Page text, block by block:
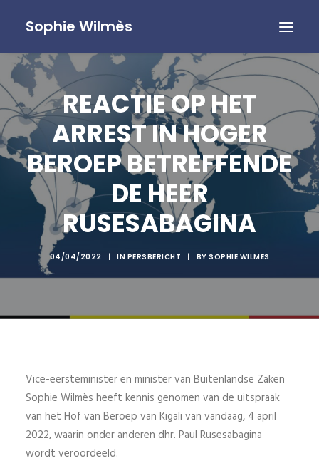
Sophie Wilmès
REACTIE OP HET
ARREST IN HOGER
BEROEP BETREFFENDE
DE HEER
RUSESABAGINA
04/04/2022 | IN PERSBERICHT | BY SOPHIE WILMES
Vice-eersteminister en minister van Buitenlandse Zaken
Sophie Wilmès heeft kennis genomen van de uitspraak
van het Hof van Beroep van Kigali van vandaag, 4 april
2022, waarin onder anderen dhr. Paul Rusesabagina
wordt veroordeeld.